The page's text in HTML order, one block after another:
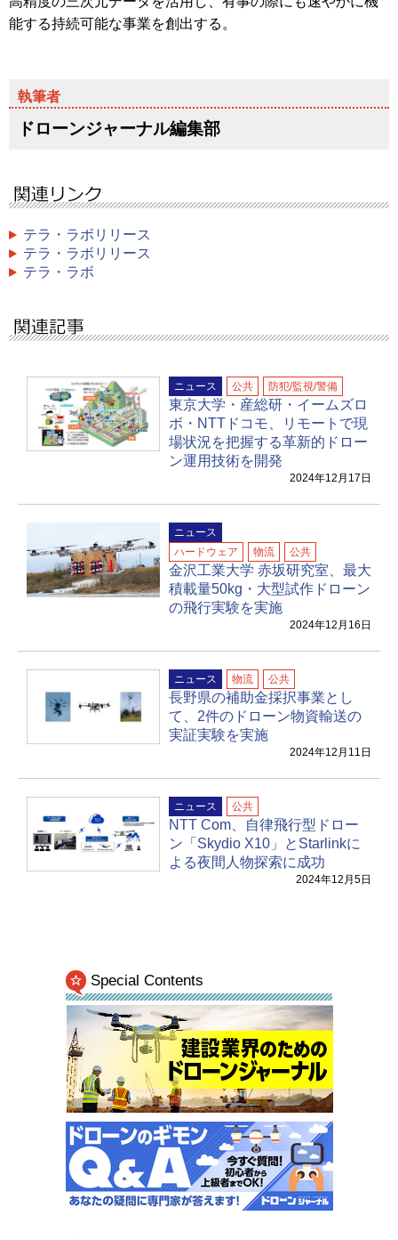
能する持続可能な事業を創出する。
ドローンジャーナル編集部
テラ・ラボリリース
テラ・ラボリリース
テラ・ラボ
ニュース 公共 防犯/監視/警備
東京大学・産総研・イームズロ
ボ・NTTドコモ、リモートで現
場状況を把握する革新的ドロー
ン運用技術を開発
2024年12月17日
ニュース
ハードウェア
物流 公共
金沢工業大学 赤坂研究室、最大
積載量50kg・大型試作ドローン
の飛行実験を実施
2024年12月16日
ニュース 物流 公共
長野県の補助金採択事業とし
て、2件のドローン物資輸送の
実証実験を実施
2024年12月11日
ニュース 公共
NTT Com、自律飛行型ドロー
ン「Skydio X10」とStarlinkに
よる夜間人物探索に成功
2024年12月5日
Special Contents